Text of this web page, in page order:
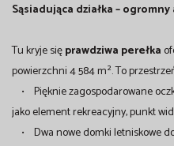
Sąsiadująca działka –
Tu kryje sięprawdziwa perełka
powierzchni 4 584 m². To
• Pięknie zagospodarowane
jako element rekreacyjny, punkt
• Dwa nowe domki letniskowe